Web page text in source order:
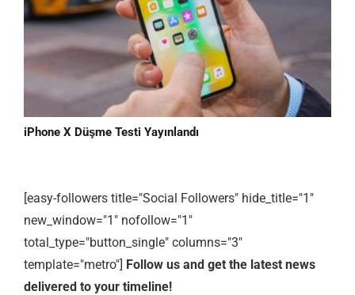
iPhone X Düşme Testi Yayınlandı
[easy-followers title="Social Followers" hide_title="1"
new_window="1" nofollow="1"
total_type="button_single" columns="3"
template="metro"] Follow us and get the latest news
delivered to your timeline!